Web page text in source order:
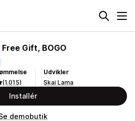
Gift, BOGO
(1.015)
Udvikler
Skai Lama
Installér
demobutik